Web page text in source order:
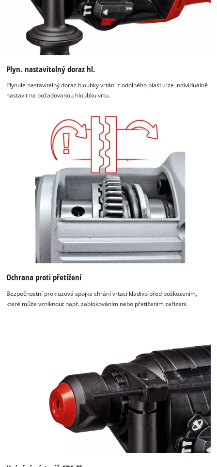
Plyn. nastavitelný doraz hl.
Plynule nastavitelný doraz hloubky vrtání z odolného plastu lze individuálně
nastavit na požadovanou hloubku vrtu.
Ochrana proti přetížení
Bezpečnostní prokluzová spojka chrání vrtací kladivo před poškozením,
které může vzniknout např. zablokováním nebo přetížením zařízení.